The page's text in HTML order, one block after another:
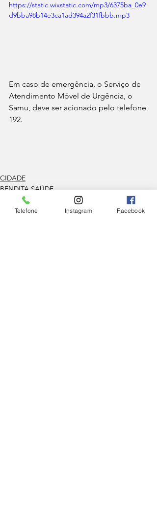
https://static.wixstatic.com/mp3/6375ba_0e9
d9bba98b14e3ca1ad394a2f31fbbb.mp3
Em caso de emergência, o Serviço de
Atendimento Móvel de Urgência, o
Samu, deve ser acionado pelo telefone
192.
CIDADE
BENDITA SAÚDE
Telefone Instagram Facebook